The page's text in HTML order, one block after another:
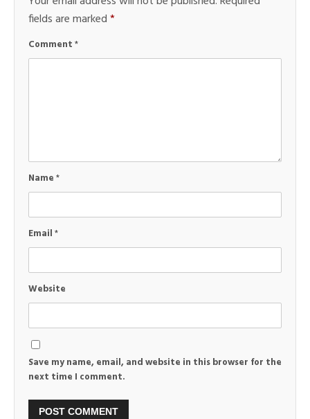
fields are marked*
Comment*
Name*
Email*
Website
Save my name, email, and website in this browser for the
next time I comment.